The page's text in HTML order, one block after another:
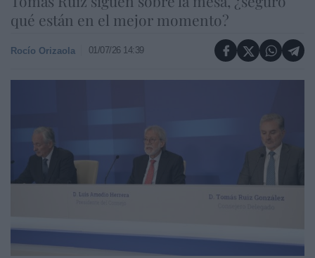
qué están en el mejor momento?
Rocío Orizaola 01/07/26 14:39